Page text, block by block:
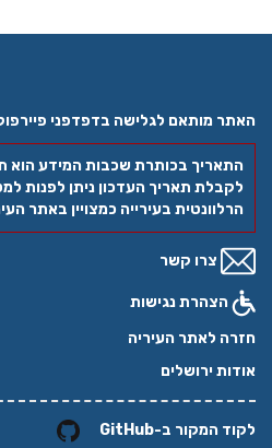
האתר מותאם לגלישה בדפדפני
התאריך בכותרת שכבות המידע הוא
לקבלת תאריך העדכון ניתן לפנות
הרלוונטית בעירייה כמצויין באתר
צרו קשר
הצהרת נגישות
חזרה לאתר העיריה
אודות ירושלים
לקוד המקור ב-GitHub